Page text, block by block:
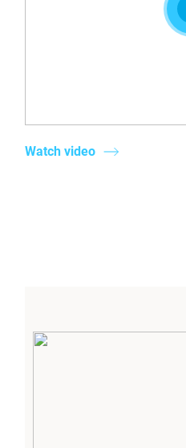
Watch video